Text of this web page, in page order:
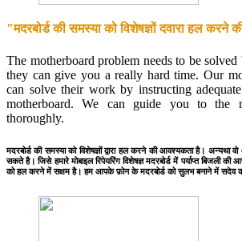
"मदरबोर्ड की समस्या को विशेषज्ञों दवारा हल
The motherboard problem needs to be
they can give you a really hard time. Our
can solve their work by instructing
motherboard. We can guide you to the
thoroughly.
मदरबोर्ड की समस्या को विशेषज्ञों द्वारा हल करने की आवश्यकता है। अन्यथा
सकते है। जिसे हमारे मोबाइल रिपेयरिंग विशेषज्ञ मदरबोर्ड में पर्याप्त बिजली
को हल करने में सक्षम है। हम आपके फ़ोन के मदरबोर्ड को सुलभ बनाने में सदेव